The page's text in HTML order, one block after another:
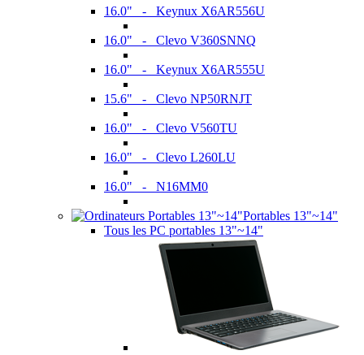
16.0" - Keynux X6AR556U
16.0" - Clevo V360SNNQ
16.0" - Keynux X6AR555U
15.6" - Clevo NP50RNJT
16.0" - Clevo V560TU
16.0" - Clevo L260LU
16.0" - N16MM0
Portables 13"~14"
Tous les PC portables 13"~14"